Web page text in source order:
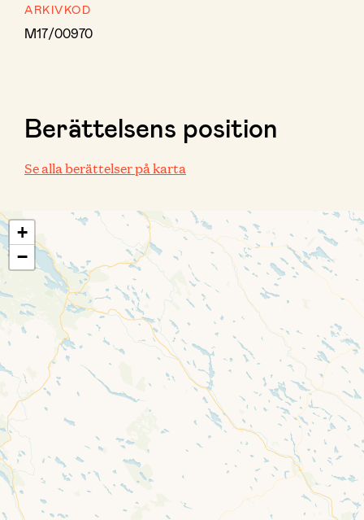
ARKIVKOD
M17/00970
Berättelsens position
Se alla berättelser på karta
+
−